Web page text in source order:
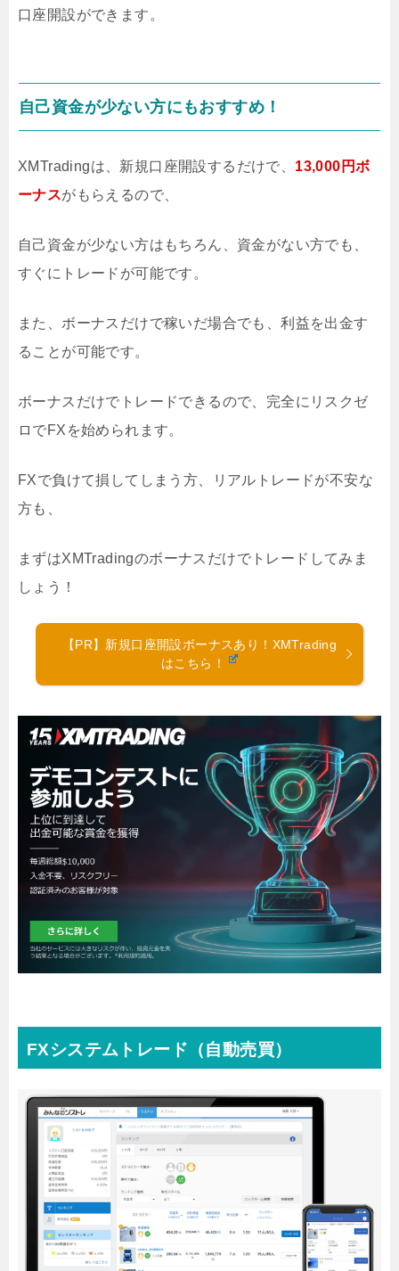
口座開設ができます。
自己資金が少ない方にもおすすめ！
XMTradingは、新規口座開設するだけで、 13,000円ボ
ーナスがもらえるので、
自己資金が少ない方はもちろん、資金がない方でも、
すぐにトレードが可能です。
また、ボーナスだけで稼いだ場合でも、利益を出金す
ることが可能です。
ボーナスだけでトレードできるので、完全にリスクゼ
ロでFXを始められます。
FXで負けて損してしまう方、リアルトレードが不安な
方も、
まずはXMTradingのボーナスだけでトレードしてみま
しょう！
【PR】新規口座開設ボーナスあり！XMTrading
はこちら！
FXシステムトレード（自動売買）